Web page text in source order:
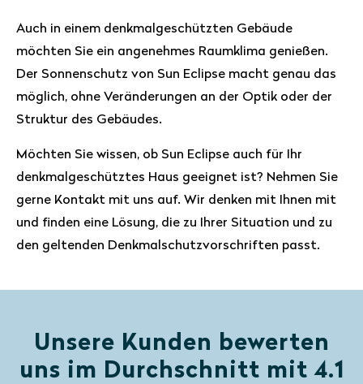
Auch in einem denkmalgeschützten Gebäude
möchten Sie ein angenehmes Raumklima genießen.
Der Sonnenschutz von Sun Eclipse macht genau das
möglich, ohne Veränderungen an der Optik oder der
Struktur des Gebäudes.
Möchten Sie wissen, ob Sun Eclipse auch für Ihr
denkmalgeschütztes Haus geeignet ist? Nehmen Sie
gerne Kontakt mit uns auf. Wir denken mit Ihnen mit
und finden eine Lösung, die zu Ihrer Situation und zu
den geltenden Denkmalschutzvorschriften passt.
Unsere Kunden bewerten
uns im Durchschnitt mit 4.1